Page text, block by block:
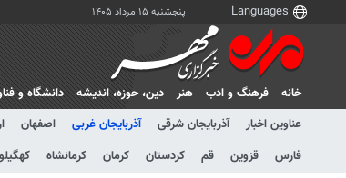
پنجشنبه ۱۵ مرداد ۱۴۰۵
خانه فرهنگ و ادب هنر دين، حوزه، انديشه دانشگاه و
عناوین اخبار
آذربایجان شرقی آذربایجان غربی اصفهان
فارس
قزوین قم کردستان کرمان کرمانشاه